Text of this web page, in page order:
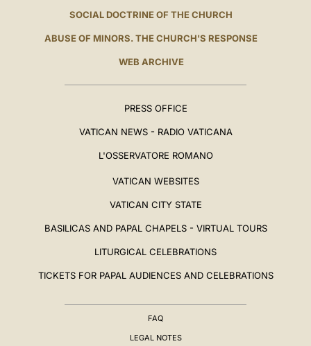
SOCIAL DOCTRINE OF THE CHURCH
ABUSE OF MINORS. THE CHURCH'S RESPONSE
WEB ARCHIVE
PRESS OFFICE
VATICAN NEWS - RADIO VATICANA
L'OSSERVATORE ROMANO
VATICAN WEBSITES
VATICAN CITY STATE
BASILICAS AND PAPAL CHAPELS - VIRTUAL TOURS
LITURGICAL CELEBRATIONS
TICKETS FOR PAPAL AUDIENCES AND CELEBRATIONS
FAQ
LEGAL NOTES